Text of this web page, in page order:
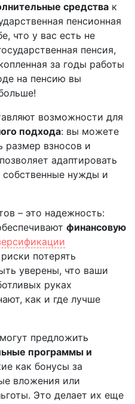
средства к
пенсионная
что у вас есть не
пенсия,
за годы работы
на пенсию вы
возможности для
подхода: вы можете
размер взносов и
адаптировать
нужды и
– это надежность:
финансовую
потерять
уверены, что ваши
руках
как и где лучше
предложить
программы и
как бонусы за
вложения или
Это делает их еще